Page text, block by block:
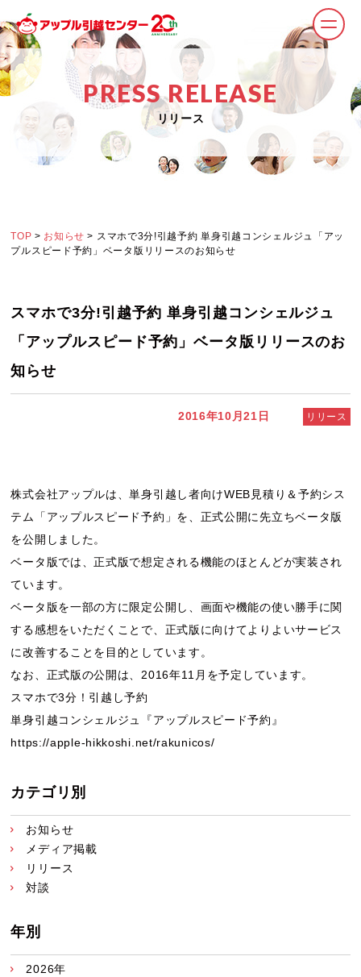
PRESS RELEASE
リリース
TOP > お知らせ > スマホで3分!引越予約 単身引越コンシェルジュ「アッ
プルスピード予約」ベータ版リリースのお知らせ
スマホで3分!引越予約 単身引越コンシェルジュ
「アップルスピード予約」ベータ版リリースのお
知らせ
2016年10月21日 リリース
株式会社アップルは、単身引越し者向けWEB見積り＆予約シス
テム「アップルスピード予約」を、正式公開に先立ちベータ版
を公開しました。
ベータ版では、正式版で想定される機能のほとんどが実装され
ています。
ベータ版を一部の方に限定公開し、画面や機能の使い勝手に関
する感想をいただくことで、正式版に向けてよりよいサービス
に改善することを目的としています。
なお、正式版の公開は、2016年11月を予定しています。
スマホで3分！引越し予約
単身引越コンシェルジュ『アップルスピード予約』
https://apple-hikkoshi.net/rakunicos/
カテゴリ別
お知らせ
メディア掲載
リリース
対談
年別
2026年